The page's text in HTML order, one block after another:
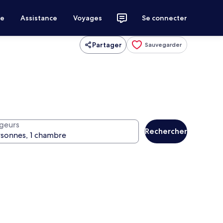
Assistance Voyages Se connecter
Partager Sauvegarder
Rechercher